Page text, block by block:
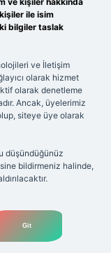
ile isim
bilgiler taslak
ve İletişim
olarak hizmet
olarak denetleme
Ancak, üyelerimiz
siteye üye olarak
düşündüğünüz
bildirmeniz halinde,